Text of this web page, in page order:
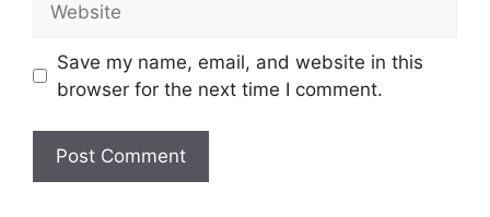
Save my name, email, and website in this
browser for the next time I comment.